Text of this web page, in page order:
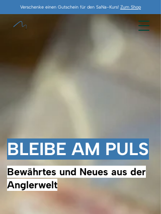
Verschenke einen Gutschein für den SaNa-Kurs! Zum Shop
BLEIBE AM PULS
Bewährtes und Neues aus der
Anglerwelt